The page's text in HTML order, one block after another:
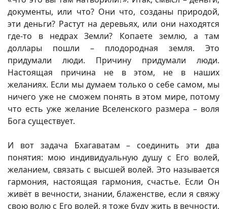
документы, или что? Они что, созданы природой,
эти деньги? Растут на деревьях, или они находятся
где-то в недрах Земли? Копаете землю, а там
доллары пошли – плодородная земля. Это
придумали люди. Причину придумали люди.
Настоящая причина не в этом, не в наших
желаниях. Если мы думаем только о себе самом, мы
ничего уже не сможем понять в этом мире, потому
что есть уже желание Вселенского размера – воля
Бога существует.
И вот задача Бхагаватам – соединить эти два
понятия: мою индивидуальную душу с Его волей,
желанием, связать с высшей волей. Это называется
гармония, настоящая гармония, счастье. Если Он
живёт в вечности, знании, блаженстве, если я свяжу
свою волю с Его волей, я тоже буду жить в вечности,